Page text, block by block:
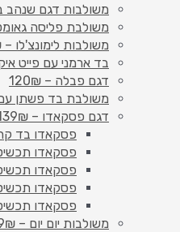
משולבות דגם
משולבת פליסה
משולבות לימונצ'לו – 120₪
בד ארמני עם פייט איקס –
דגם פבלה – 120₪
משולבת בד פשתן עם
דגם פסקאדו – 139₪
פסקאדו בד קרושה
פסקאדו
פסקאדו
פסקאדו
פסקאדו
משולבות יום יום – 49₪